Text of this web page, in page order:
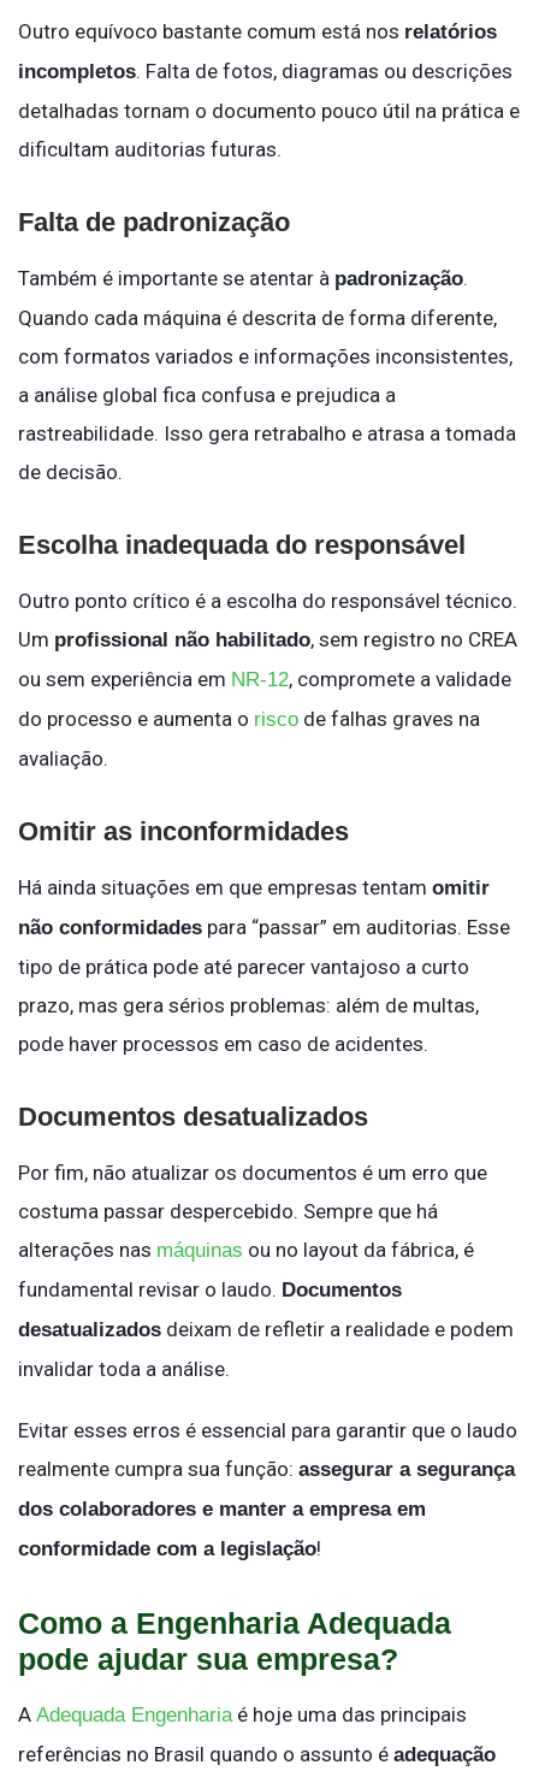
Outro equívoco bastante comum está nos relatórios
incompletos. Falta de fotos, diagramas ou descrições
detalhadas tornam o documento pouco útil na prática e
dificultam auditorias futuras.
Falta de padronização
Também é importante se atentar à padronização.
Quando cada máquina é descrita de forma diferente,
com formatos variados e informações inconsistentes,
a análise global fica confusa e prejudica a
rastreabilidade. Isso gera retrabalho e atrasa a tomada
de decisão.
Escolha inadequada do responsável
Outro ponto crítico é a escolha do responsável técnico.
Um profissional não habilitado, sem registro no CREA
ou sem experiência em NR-12, compromete a validade
do processo e aumenta o risco de falhas graves na
avaliação.
Omitir as inconformidades
Há ainda situações em que empresas tentam omitir
não conformidades para “passar” em auditorias. Esse
tipo de prática pode até parecer vantajoso a curto
prazo, mas gera sérios problemas: além de multas,
pode haver processos em caso de acidentes.
Documentos desatualizados
Por fim, não atualizar os documentos é um erro que
costuma passar despercebido. Sempre que há
alterações nas máquinas ou no layout da fábrica, é
fundamental revisar o laudo. Documentos
desatualizados deixam de refletir a realidade e podem
invalidar toda a análise.
Evitar esses erros é essencial para garantir que o laudo
realmente cumpra sua função: assegurar a segurança
dos colaboradores e manter a empresa em
conformidade com a legislação!
Como a Engenharia Adequada
pode ajudar sua empresa?
A Adequada Engenhariaé hoje uma das principais
referências no Brasil quando o assunto é adequação